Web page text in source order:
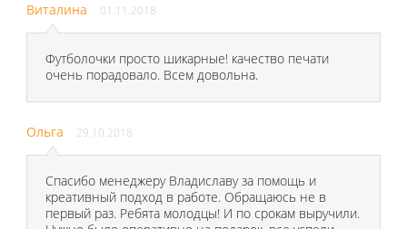
Виталина 01.11.2018
Футболочки просто шикарные! качество печати
очень порадовало. Всем довольна.
Ольга 29.10.2018
Спасибо менеджеру Владиславу за помощь и
креативный подход в работе. Обращаюсь не в
первый раз. Ребята молодцы! И по срокам выручили.